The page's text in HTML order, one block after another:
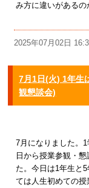
み方に違いがある
2025年07月02日
7月1日(火) 1年生
観懇談会)
7月になりました。
日から授業参観・
た。今日は1年生と
ては人生初めての